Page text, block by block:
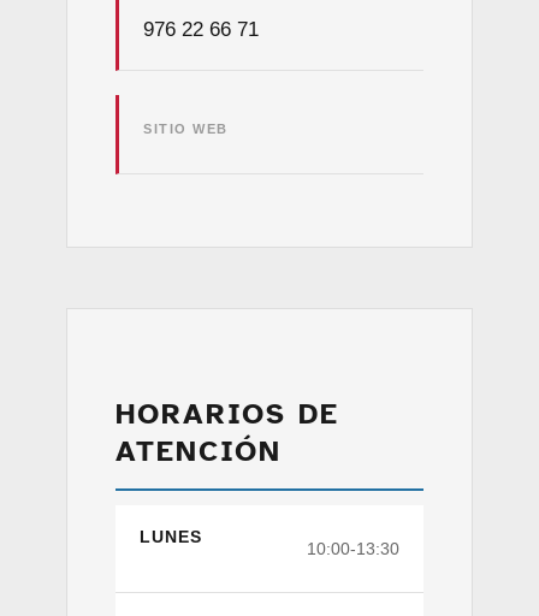
976 22 66 71
SITIO WEB
HORARIOS DE
ATENCIÓN
LUNES
10:00-13:30